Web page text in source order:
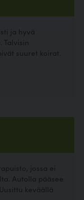
ja hyvä
Talvisin
suuret koirat.
jossa ei
Autolla pääsee
keväällä